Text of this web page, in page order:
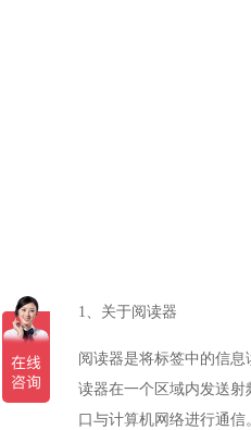
1、关于阅读器
阅读器是将标签中的信
读器在一个区域内发送
口与计算机网络进行通